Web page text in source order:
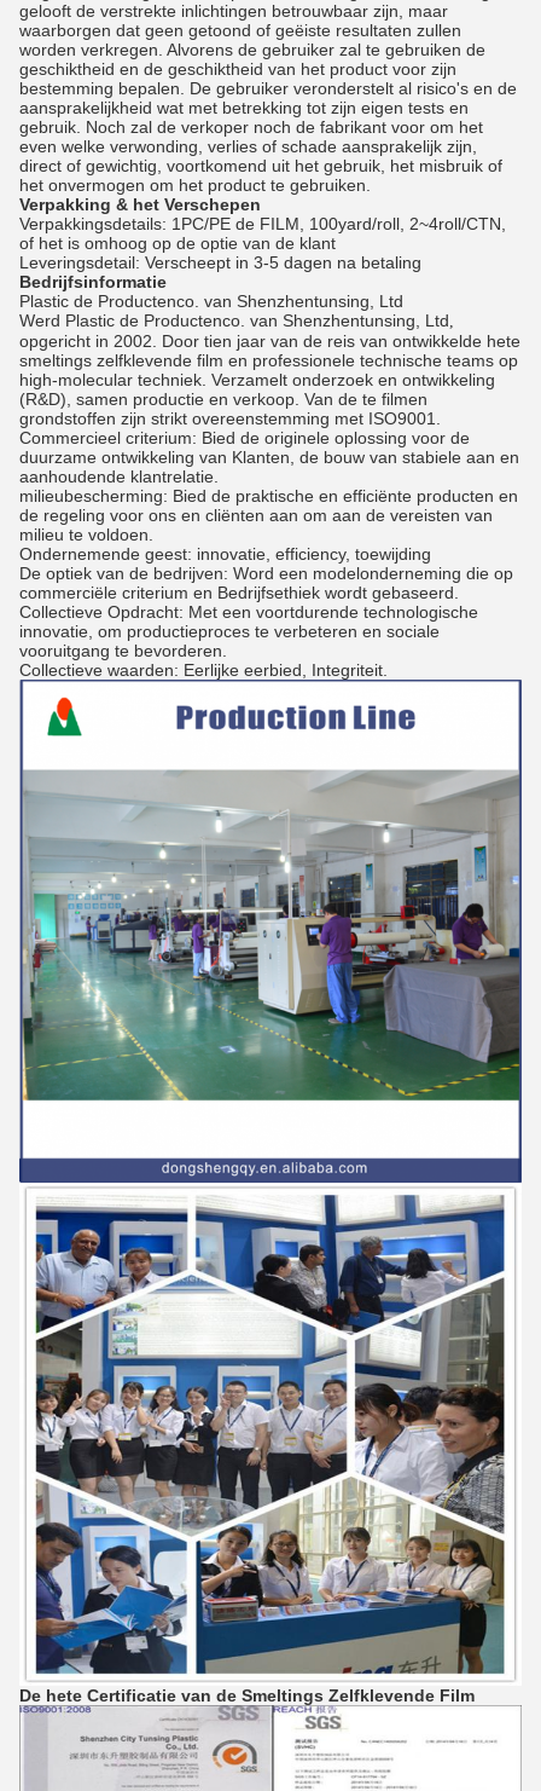
gelooft de verstrekte inlichtingen betrouwbaar zijn, maar
waarborgen dat geen getoond of geëiste resultaten zullen
worden verkregen. Alvorens de gebruiker zal te gebruiken de
geschiktheid en de geschiktheid van het product voor zijn
bestemming bepalen. De gebruiker veronderstelt al risico's en de
aansprakelijkheid wat met betrekking tot zijn eigen tests en
gebruik. Noch zal de verkoper noch de fabrikant voor om het
even welke verwonding, verlies of schade aansprakelijk zijn,
direct of gewichtig, voortkomend uit het gebruik, het misbruik of
het onvermogen om het product te gebruiken.
Verpakking & het Verschepen
Verpakkingsdetails: 1PC/PE de FILM, 100yard/roll, 2~4roll/CTN,
of het is omhoog op de optie van de klant
Leveringsdetail: Verscheept in 3-5 dagen na betaling
Bedrijfsinformatie
Plastic de Productenco. van Shenzhentunsing, Ltd
Werd Plastic de Productenco. van Shenzhentunsing, Ltd,
opgericht in 2002. Door tien jaar van de reis van ontwikkelde hete
smeltings zelfklevende film en professionele technische teams op
high-molecular techniek. Verzamelt onderzoek en ontwikkeling
(R&D), samen productie en verkoop. Van de te filmen
grondstoffen zijn strikt overeenstemming met ISO9001.
Commercieel criterium: Bied de originele oplossing voor de
duurzame ontwikkeling van Klanten, de bouw van stabiele aan en
aanhoudende klantrelatie.
milieubescherming: Bied de praktische en efficiënte producten en
de regeling voor ons en cliënten aan om aan de vereisten van
milieu te voldoen.
Ondernemende geest: innovatie, efficiency, toewijding
De optiek van de bedrijven: Word een modelonderneming die op
commerciële criterium en Bedrijfsethiek wordt gebaseerd.
Collectieve Opdracht: Met een voortdurende technologische
innovatie, om productieproces te verbeteren en sociale
vooruitgang te bevorderen.
Collectieve waarden: Eerlijke eerbied, Integriteit.
De hete Certificatie van de Smeltings Zelfklevende Film